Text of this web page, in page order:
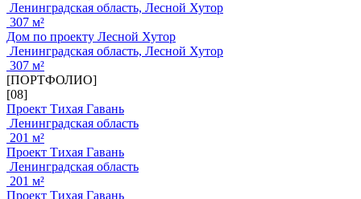
Ленинградская область, Лесной Хутор
307 м²
Дом по проекту Лесной Хутор
Ленинградская область, Лесной Хутор
307 м²
[ПОРТФОЛИО]
[08]
Проект Тихая Гавань
Ленинградская область
201 м²
Проект Тихая Гавань
Ленинградская область
201 м²
Проект Тихая Гавань